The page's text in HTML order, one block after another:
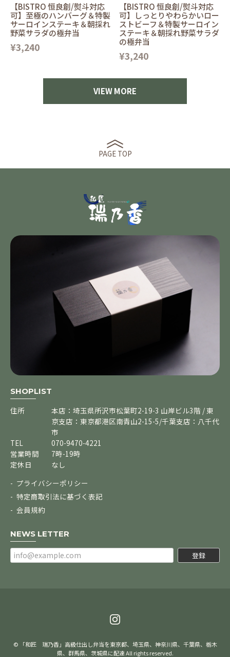
【BISTRO 恒良創/熨斗対応
可】至極のハンバーグ＆特製
サーロインステーキ＆朝採れ
野菜サラダの極弁当
¥3,240
【BISTRO 恒良創/熨斗対応
可】しっとりやわらかいロー
ストビーフ＆特製サーロイン
ステーキ＆朝採れ野菜サラダ
の極弁当
¥3,240
VIEW MORE
PAGE TOP
SHOPLIST
住所
本店：埼玉県所沢市松葉町2-19-3 山岸ビル3階 / 東
京支店：東京都港区南青山2-15-5/千葉支店：八千代
市
TEL
070-9470-4221
営業時間
7時-19時
定休日
なし
プライバシーポリシー
特定商取引法に基づく表記
会員規約
NEWS LETTER
登録
© 「和匠 瑞乃香」高級仕出し弁当を東京都、埼玉県、神奈川県、千葉県、栃木
県、群馬県、茨城県に配達 All rights reserved.